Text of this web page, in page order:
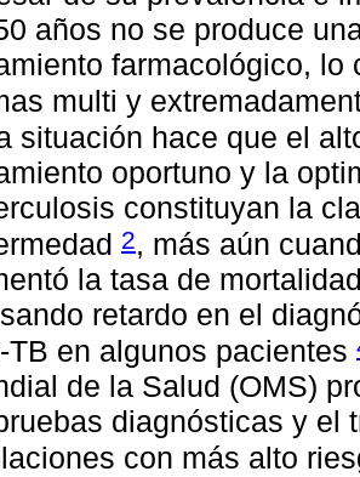
años no se produce
farmacológico,
multi y
situación hace que el
oportuno y la
constituyan la
2, más aún
la tasa de
retardo en el
TB en algunos pacientes
de la Salud (OMS)
diagnósticas y el
con más alto